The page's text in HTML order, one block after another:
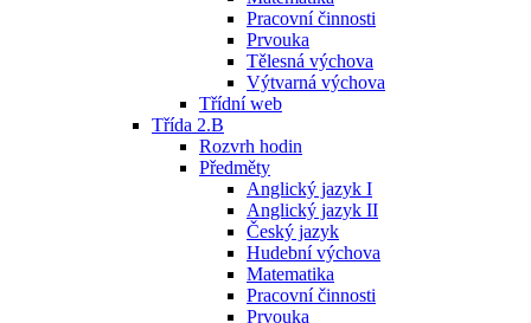
Pracovní činnosti
Prvouka
Tělesná výchova
Výtvarná výchova
Třídní web
Třída 2.B
Rozvrh hodin
Předměty
Anglický jazyk I
Anglický jazyk II
Český jazyk
Hudební výchova
Matematika
Pracovní činnosti
Prvouka